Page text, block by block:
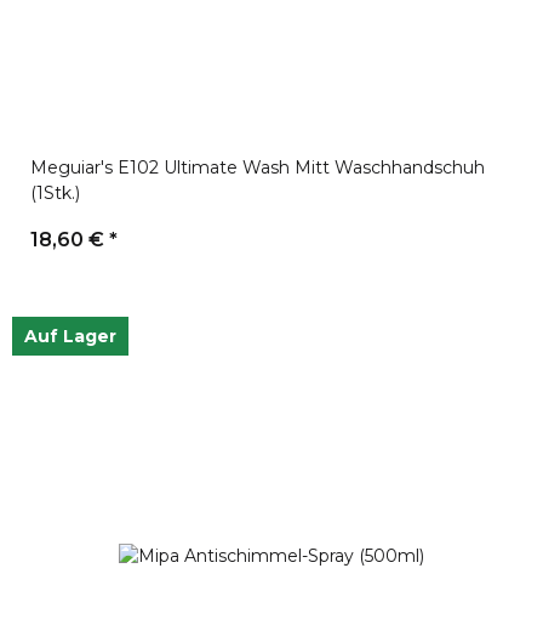
Meguiar's E102 Ultimate Wash Mitt Waschhandschuh
(1Stk.)
18,60 € *
Auf Lager